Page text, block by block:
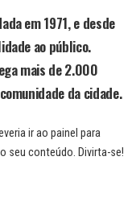
em 1971, e desde
ao público.
mais de 2.000
da cidade.
ir ao painel para
seu conteúdo. Divirta-se!